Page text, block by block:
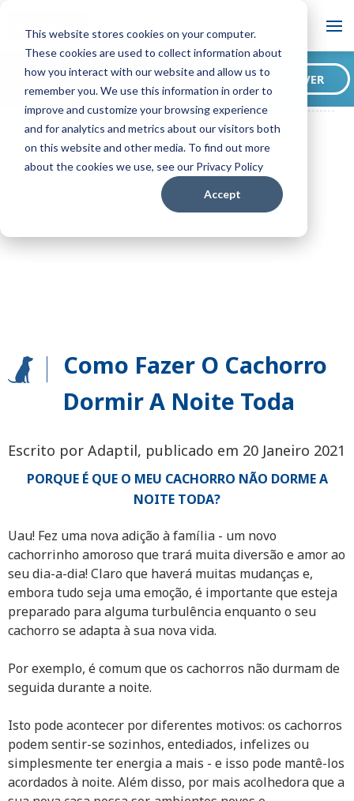
This website stores cookies on your computer.
These cookies are used to collect information about
how you interact with our website and allow us to
remember you. We use this information in order to
improve and customize your browsing experience
and for analytics and metrics about our visitors both
on this website and other media. To find out more
about the cookies we use, see our Privacy Policy
Accept
Blog
ADAPTIL PT Blog Como Fazer O Cachorro Dormir A Noite Toda
Deseja subscrever o nosso
blog? SUBSCREVER
Como Fazer O Cachorro
Dormir A Noite Toda
Escrito por Adaptil, publicado em 20 Janeiro 2021
PORQUE É QUE O MEU CACHORRO NÃO DORME A
NOITE TODA?
Uau! Fez uma nova adição à família - um novo
cachorrinho amoroso que trará muita diversão e amor ao
seu dia-a-dia! Claro que haverá muitas mudanças e,
embora tudo seja uma emoção, é importante que esteja
preparado para alguma turbulência enquanto o seu
cachorro se adapta à sua nova vida.
Por exemplo, é comum que os cachorros não durmam de
seguida durante a noite.
Isto pode acontecer por diferentes motivos: os cachorros
podem sentir-se sozinhos, entediados, infelizes ou
simplesmente ter energia a mais - e isso pode mantê-los
acordados à noite. Além disso, por mais acolhedora que a